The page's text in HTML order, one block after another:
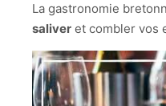
La gastronomie
saliver et combler vos